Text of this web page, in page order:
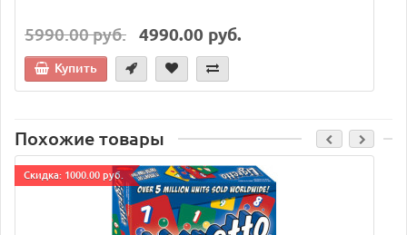
5990.00 руб. 4990.00 руб.
Купить
Похожие товары
Cкидка: 1000.00 руб.